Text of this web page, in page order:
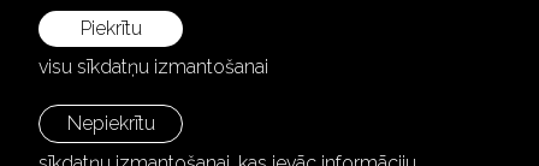
Nepiekrītu
Piekrītu
visu sīkdatņu izmantošanai
+371 28787870
info@aula.lv